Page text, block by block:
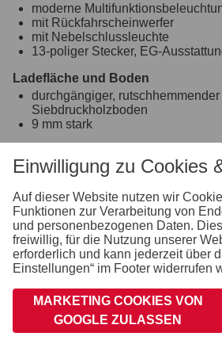
moderne
mit Rückfahrscheinwerfer
mit Nebelschlussleuchte
13-poliger Stecker, EG-
Ladefläche und Boden
durchgängiger,
Siebdruckholzboden
9 mm stark
4 Verzurrhaken auf der
Einhängemöglichkeiten für
montierte Einhängeknöpfe zur
und Netzen
Räder und Achsen
robuste Gummifederachse
stoßfeste Kunststoffkotflügel
Bordwand, Reling und Co.
klapp- und abnehmbare
Einwilligung zu Cookies
Auf dieser Website nutzen wir
Funktionen zur Verarbeitung von
und personenbezogenen Daten.
freiwillig, für die Nutzung unserer
erforderlich und kann jederzeit über
Einstellungen“ im Footer widerrufen
MARKETING COOKIES VON
GOOGLE ZULASSEN